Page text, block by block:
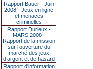
Rapport Bauer - Juin
2008 - Jeux en ligne
et menaces
criminelles
Rapport Durieux -
MARS 2008 -
Rapport de la mission
sur l’ouverture du
marché des jeux
d’argent et de hasard
Rapport d'information